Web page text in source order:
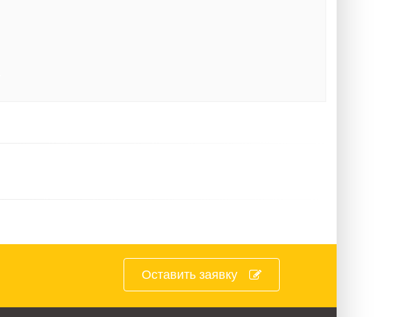
Оставить заявку